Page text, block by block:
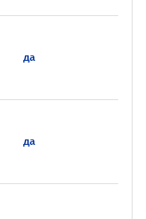
да
да